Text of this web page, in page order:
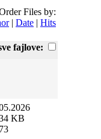
Files by:
| Date | Hits
fajlove:
KB